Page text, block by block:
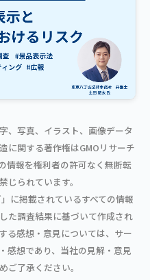
、写真、イラスト、画像データ
に関する著作権はGMOリサーチ
情報を権利者の許可なく無断転
られています。
に掲載されているすべての情報
た調査結果に基づいて作成され
る感想・意見については、サー
感想であり、当社の見解・意見
ご了承ください。